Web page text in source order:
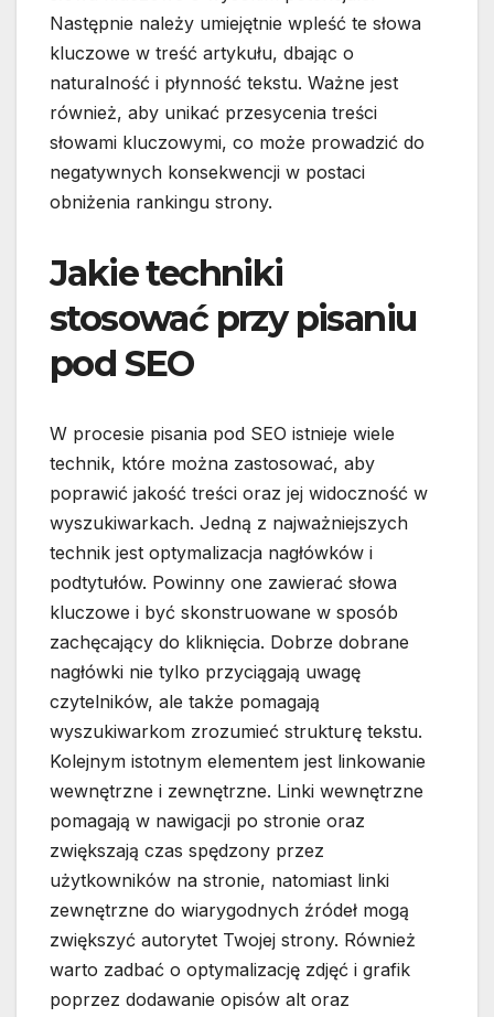
Następnie należy umiejętnie wpleść te słowa
kluczowe w treść artykułu, dbając o
naturalność i płynność tekstu. Ważne jest
również, aby unikać przesycenia treści
słowami kluczowymi, co może prowadzić do
negatywnych konsekwencji w postaci
obniżenia rankingu strony.
Jakie techniki
stosować przy pisaniu
pod SEO
W procesie pisania pod SEO istnieje wiele
technik, które można zastosować, aby
poprawić jakość treści oraz jej widoczność w
wyszukiwarkach. Jedną z najważniejszych
technik jest optymalizacja nagłówków i
podtytułów. Powinny one zawierać słowa
kluczowe i być skonstruowane w sposób
zachęcający do kliknięcia. Dobrze dobrane
nagłówki nie tylko przyciągają uwagę
czytelników, ale także pomagają
wyszukiwarkom zrozumieć strukturę tekstu.
Kolejnym istotnym elementem jest linkowanie
wewnętrzne i zewnętrzne. Linki wewnętrzne
pomagają w nawigacji po stronie oraz
zwiększają czas spędzony przez
użytkowników na stronie, natomiast linki
zewnętrzne do wiarygodnych źródeł mogą
zwiększyć autorytet Twojej strony. Również
warto zadbać o optymalizację zdjęć i grafik
poprzez dodawanie opisów alt oraz